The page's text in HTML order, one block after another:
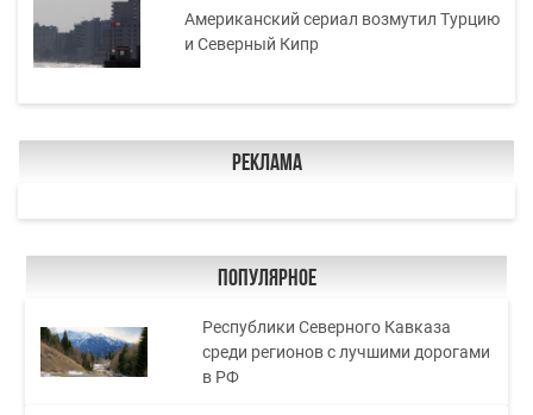
Американский сериал возмутил Турцию
и Северный Кипр
Реклама
Популярное
Республики Северного Кавказа
среди регионов с лучшими дорогами
в РФ